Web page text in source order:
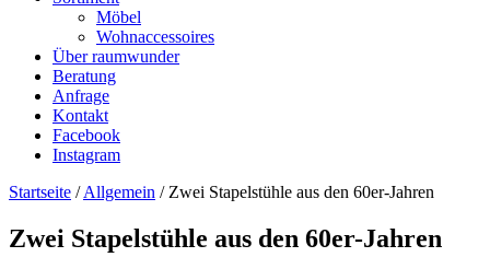
Möbel
Wohnaccessoires
Über raumwunder
Beratung
Anfrage
Kontakt
Facebook
Instagram
Startseite /Allgemein / Zwei Stapelstühle aus den 60er-Jahren
Zwei Stapelstühle aus den 60er-Jahren